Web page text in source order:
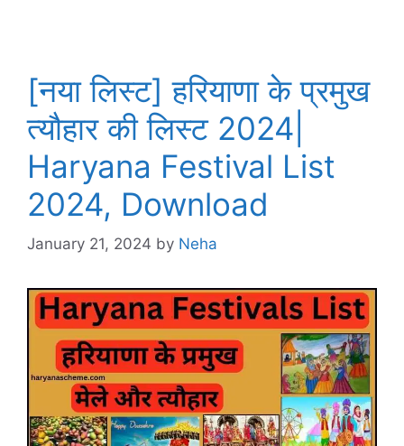
[नया लिस्ट] हरियाणा के प्रमुख
त्यौहार की लिस्ट 2024|
Haryana Festival List
2024, Download
January 21, 2024 by Neha